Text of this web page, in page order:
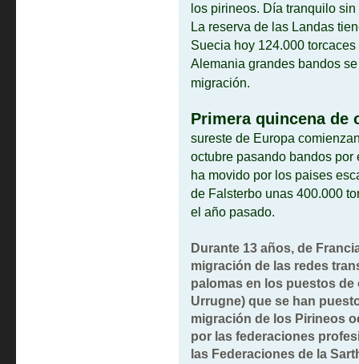
los pirineos. Día tranquilo
La reserva de las Landas
Suecia hoy 124.000
Alemania grandes bandos
migración.
Primera quincena de
sureste de Europa
octubre pasando bandos por
ha movido por los paises
de Falsterbo unas 400.000
el año pasado.
Durante 13 años, de
migración de las redes
palomas en los puestos
Urrugne) que se han
migración de los Pirineos
por las federaciones
las Federaciones de la